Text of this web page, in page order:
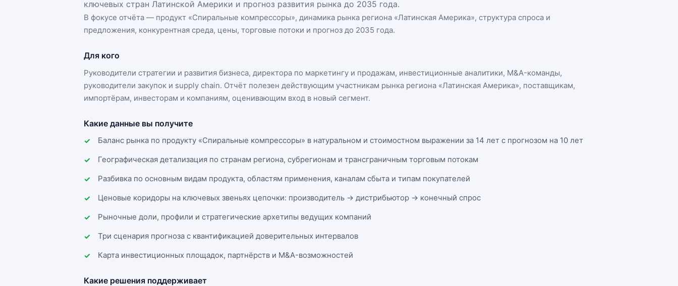
ключевых стран Латинской Америки и прогноз развития рынка до 2035 года.
В фокусе отчёта — продукт «Спиральные компрессоры», динамика рынка региона «Латинская Америка», структура спроса и
предложения, конкурентная среда, цены, торговые потоки и прогноз до 2035 года.
Для кого
Руководители стратегии и развития бизнеса, директора по маркетингу и продажам, инвестиционные аналитики, M&A-команды,
руководители закупок и supply chain. Отчёт полезен действующим участникам рынка региона «Латинская Америка», поставщикам,
импортёрам, инвесторам и компаниям, оценивающим вход в новый сегмент.
Какие данные вы получите
Баланс рынка по продукту «Спиральные компрессоры» в натуральном и стоимостном выражении за 14 лет с прогнозом на 10 лет
Географическая детализация по странам региона, субрегионам и трансграничным торговым потокам
Разбивка по основным видам продукта, областям применения, каналам сбыта и типам покупателей
Ценовые коридоры на ключевых звеньях цепочки: производитель → дистрибьютор → конечный спрос
Рыночные доли, профили и стратегические архетипы ведущих компаний
Три сценария прогноза с квантификацией доверительных интервалов
Карта инвестиционных площадок, партнёрств и M&A-возможностей
Какие решения поддерживает